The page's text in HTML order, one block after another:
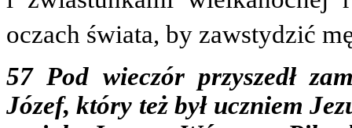
oczach świata, by zawstydzić
57 Pod wieczór przyszedł
Józef, który też był uczniem